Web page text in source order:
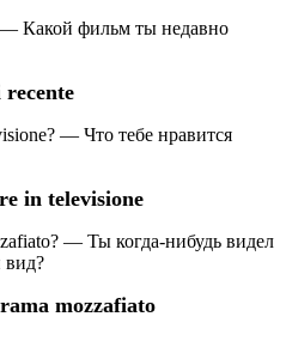
— Какой фильм ты недавно
— Что тебе нравится
in televisione
— Ты когда-нибудь видел
mozzafiato